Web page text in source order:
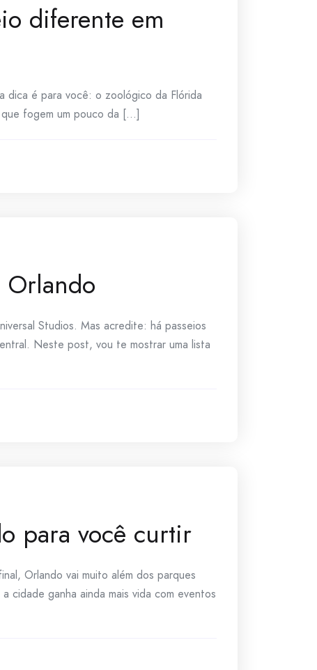
diferente em
dica é para você: o zoológico da Flórida
fogem um pouco da [...]
Orlando
Studios. Mas acredite: há passeios
Neste post, vou te mostrar uma lista
para você curtir
Orlando vai muito além dos parques
cidade ganha ainda mais vida com eventos